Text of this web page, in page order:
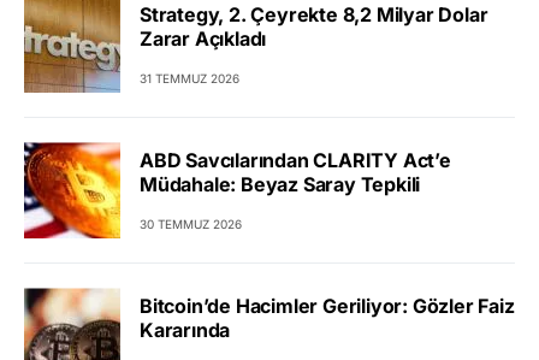
Strategy, 2. Çeyrekte 8,2 Milyar Dolar
Zarar Açıkladı
31 TEMMUZ 2026
ABD Savcılarından CLARITY Act’e
Müdahale: Beyaz Saray Tepkili
30 TEMMUZ 2026
Bitcoin’de Hacimler Geriliyor: Gözler Faiz
Kararında